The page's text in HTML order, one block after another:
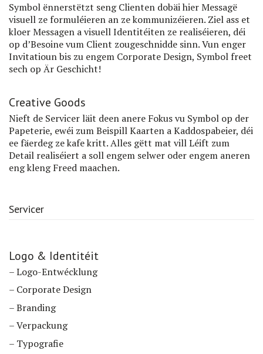
Symbol ënnerstëtzt seng Clienten dobäi hier Messagë
visuell ze formuléieren an ze kommunizéieren. Ziel ass et
kloer Messagen a visuell Identitéiten ze realiséieren, déi
op d’Besoine vum Client zougeschnidde sinn. Vun enger
Invitatioun bis zu engem Corporate Design, Symbol freet
sech op Är Geschicht!
Creative Goods
Nieft de Servicer läit deen anere Fokus vu Symbol op der
Papeterie, ewéi zum Beispill Kaarten a Kaddospabeier, déi
ee fäerdeg ze kafe kritt. Alles gëtt mat vill Léift zum
Detail realiséiert a soll engem selwer oder engem aneren
eng kleng Freed maachen.
Servicer
Logo & Identitéit
– Logo-Entwécklung
– Corporate Design
– Branding
– Verpackung
– Typografie